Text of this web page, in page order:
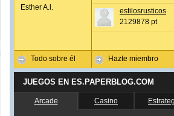
Esther A.l.
Todo sobre él
estilosrusticos
2129878 pt
Hazte miembro
JUEGOS EN ES.PAPERBLOG.COM
Arcade Casino